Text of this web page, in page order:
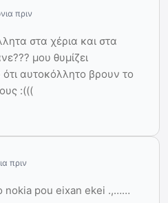
πριν
στα χέρια και στα
μου θυμίζει
ότι αυτοκόλλητο βρουν το
:(((
πριν
nokia pou eixan ekei .,……